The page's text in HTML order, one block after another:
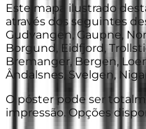
Este mapa ilustrado
através dos seguintes
Gudvangen, Gaupne,
Borgund, Eidfjord,
Bremanger, Bergen,
Åndalsnes, Svelgen,
O póster pode ser
impressão. Opções